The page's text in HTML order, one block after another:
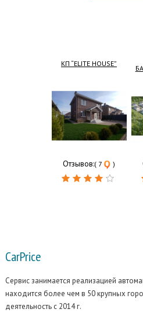
КП “ELITE HOUSE”
Отзывов:( 7 )
CarPrice
Сервис занимается реализацией
находится более чем в 50 крупных
деятельность с 2014 г.